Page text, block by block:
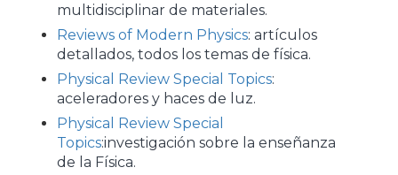
multidisciplinar de materiales.
Reviews of Modern Physics: artículos
detallados, todos los temas de física.
Physical Review Special Topics:
aceleradores y haces de luz.
Physical Review Special
Topics:investigación sobre la enseñanza
de la Física.